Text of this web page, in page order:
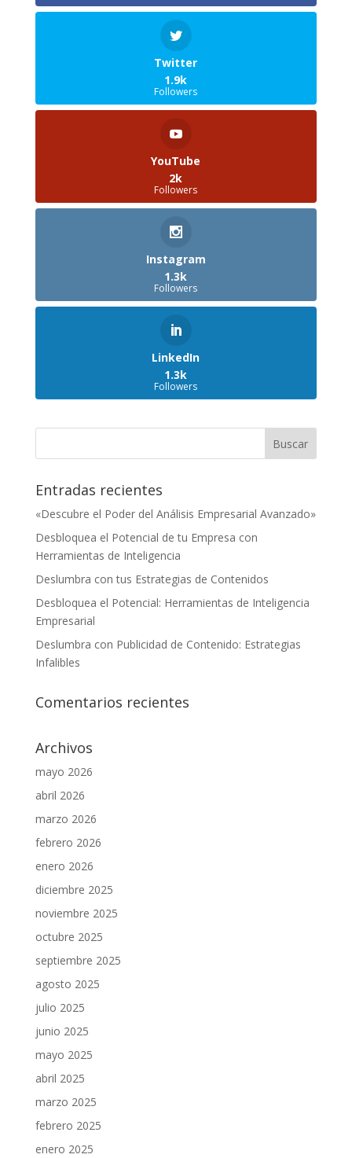
Twitter
1.9k
Followers
YouTube
2k
Followers
Instagram
1.3k
Followers
LinkedIn
1.3k
Followers
Entradas recientes
«Descubre el Poder del Análisis Empresarial Avanzado»
Desbloquea el Potencial de tu Empresa con
Herramientas de Inteligencia
Deslumbra con tus Estrategias de Contenidos
Desbloquea el Potencial: Herramientas de Inteligencia
Empresarial
Deslumbra con Publicidad de Contenido: Estrategias
Infalibles
Comentarios recientes
Archivos
mayo 2026
abril 2026
marzo 2026
febrero 2026
enero 2026
diciembre 2025
noviembre 2025
octubre 2025
septiembre 2025
agosto 2025
julio 2025
junio 2025
mayo 2025
abril 2025
marzo 2025
febrero 2025
enero 2025